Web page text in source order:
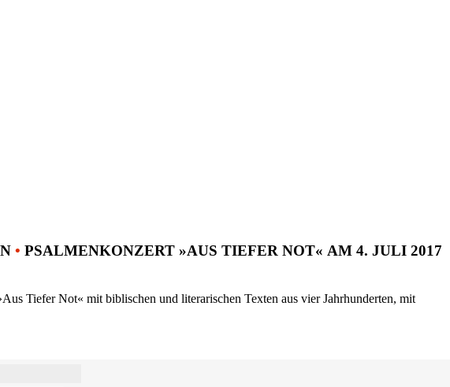
• PSALMENKONZERT »AUS TIEFER NOT« AM 4. JULI 2017
Tiefer Not« mit biblischen und literarischen Texten aus vier Jahrhunderten, mit